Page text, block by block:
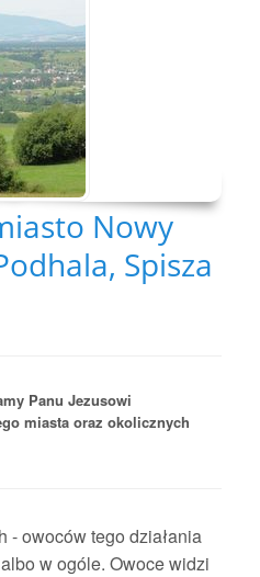
Nowy
Spisza
Panu Jezusowi
miasta oraz okolicznych
- owoców tego działania
w ogóle. Owoce widzi